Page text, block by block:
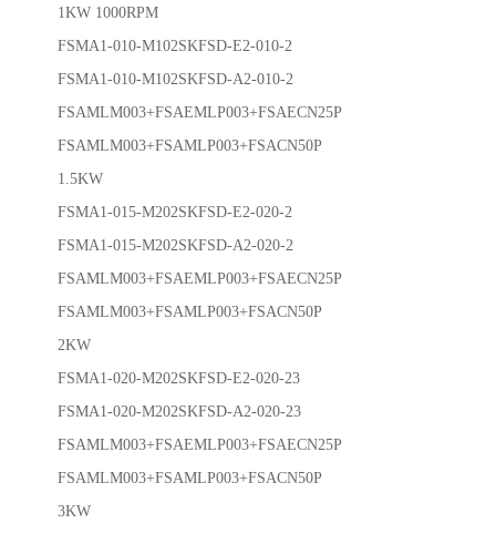
1KW 1000RPM
FSMA1-010-M102SKFSD-E2-010-2
FSMA1-010-M102SKFSD-A2-010-2
FSAMLM003+FSAEMLP003+FSAECN25P
FSAMLM003+FSAMLP003+FSACN50P
1.5KW
FSMA1-015-M202SKFSD-E2-020-2
FSMA1-015-M202SKFSD-A2-020-2
FSAMLM003+FSAEMLP003+FSAECN25P
FSAMLM003+FSAMLP003+FSACN50P
2KW
FSMA1-020-M202SKFSD-E2-020-23
FSMA1-020-M202SKFSD-A2-020-23
FSAMLM003+FSAEMLP003+FSAECN25P
FSAMLM003+FSAMLP003+FSACN50P
3KW